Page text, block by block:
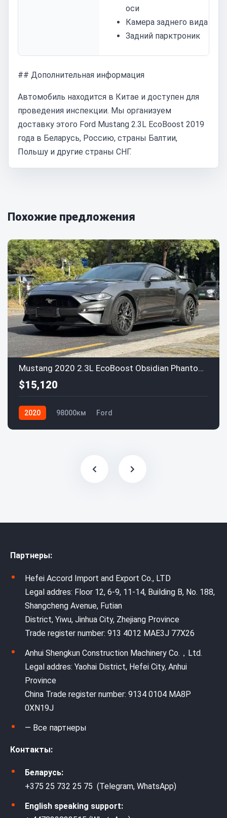
оси
Камера заднего вида
Задний парктроник
## Дополнительная информация
Автомобиль находится в Китае и доступен для
проведения инспекции. Мы организуем
доставку этого Ford Mustang 2.3L EcoBoost 2019
года в Беларусь, Россию, страны Балтии,
Польшу и другие страны СНГ.
Похожие предложения
Mustang 2020 2.3L EcoBoost Obsidian Phantom Special Edition
$15,120
2020 98000км Ford
Партнеры:
Hefei Accord Import and Export Co., LTD
Legal addres: Floor 12, 6-9, 11-14, Building B, No. 188,
Shangcheng Avenue, Futian
District, Yiwu, Jinhua City, Zhejiang Province
Trade register number: 913 4012 MAE3J 77X26
Anhui Shengkun Construction Machinery Co.，Ltd.
Legal addres: Yaohai District, Hefei City, Anhui
Province
China Trade register number: 9134 0104 MA8P
0XN19J
— Все партнеры
Контакты:
Беларусь:
+375 25 732 25 75 (Telegram, WhatsApp)
English speaking support: